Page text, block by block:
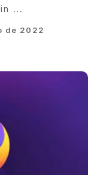
...
de 2022